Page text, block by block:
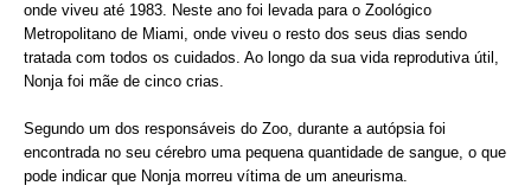
onde viveu até 1983. Neste ano foi levada para o Zoológico
Metropolitano de Miami, onde viveu o resto dos seus dias sendo
tratada com todos os cuidados. Ao longo da sua vida reprodutiva útil,
Nonja foi mãe de cinco crias.
Segundo um dos responsáveis do Zoo, durante a autópsia foi
encontrada no seu cérebro uma pequena quantidade de sangue, o que
pode indicar que Nonja morreu vítima de um aneurisma.